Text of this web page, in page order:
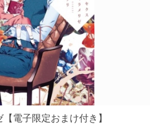
電子限定おまけ付き】